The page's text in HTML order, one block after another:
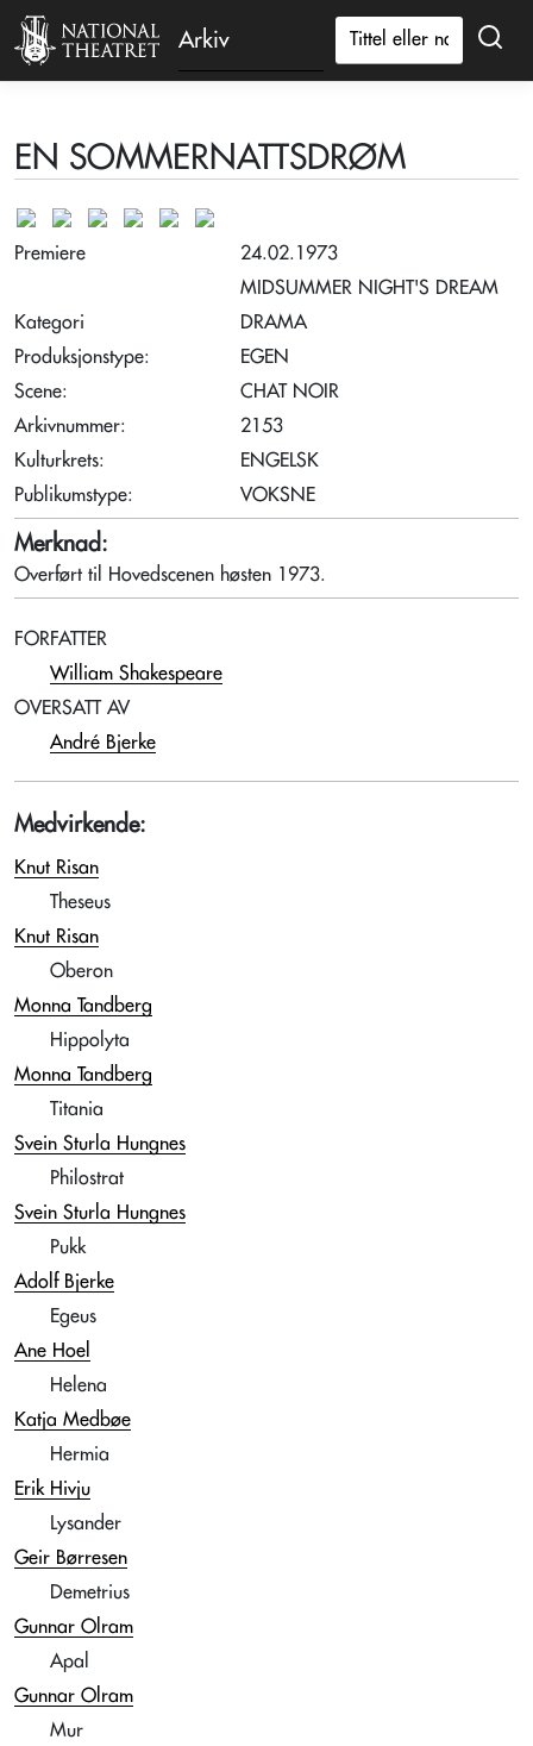
Arkiv
EN SOMMERNATTSDRØM
Premiere
24.02.1973
MIDSUMMER NIGHT'S DREAM
Kategori
DRAMA
Produksjonstype:
EGEN
Scene:
CHAT NOIR
Arkivnummer:
2153
Kulturkrets:
ENGELSK
Publikumstype:
VOKSNE
Merknad:
Overført til Hovedscenen høsten 1973.
FORFATTER
William Shakespeare
OVERSATT AV
André Bjerke
Medvirkende:
Knut Risan
Theseus
Knut Risan
Oberon
Monna Tandberg
Hippolyta
Monna Tandberg
Titania
Svein Sturla Hungnes
Philostrat
Svein Sturla Hungnes
Pukk
Adolf Bjerke
Egeus
Ane Hoel
Helena
Katja Medbøe
Hermia
Erik Hivju
Lysander
Geir Børresen
Demetrius
Gunnar Olram
Apal
Gunnar Olram
Mur